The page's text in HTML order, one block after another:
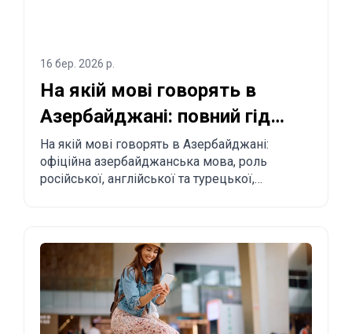
16 бер. 2026 р.
На якій мові говорять в
Азербайджані: повний гід
для туристів і релокантів
На якій мові говорять в Азербайджані:
офіційна азербайджанська мова, роль
російської, англійської та турецької,